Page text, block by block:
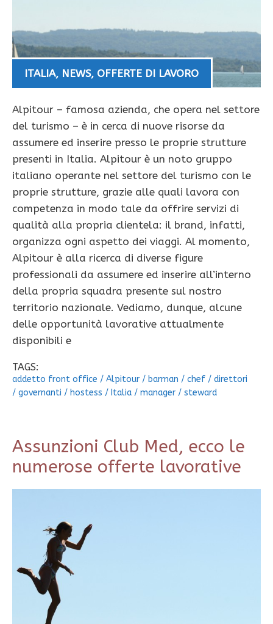
ITALIA, NEWS, OFFERTE DI LAVORO
Alpitour – famosa azienda, che opera nel settore
del turismo – è in cerca di nuove risorse da
assumere ed inserire presso le proprie strutture
presenti in Italia. Alpitour è un noto gruppo
italiano operante nel settore del turismo con le
proprie strutture, grazie alle quali lavora con
competenza in modo tale da offrire servizi di
qualità alla propria clientela: il brand, infatti,
organizza ogni aspetto dei viaggi. Al momento,
Alpitour è alla ricerca di diverse figure
professionali da assumere ed inserire all’interno
della propria squadra presente sul nostro
territorio nazionale. Vediamo, dunque, alcune
delle opportunità lavorative attualmente
disponibili e
TAGS:
addetto front office / Alpitour / barman / chef / direttori
/ governanti / hostess / Italia / manager / steward
Assunzioni Club Med, ecco le
numerose offerte lavorative